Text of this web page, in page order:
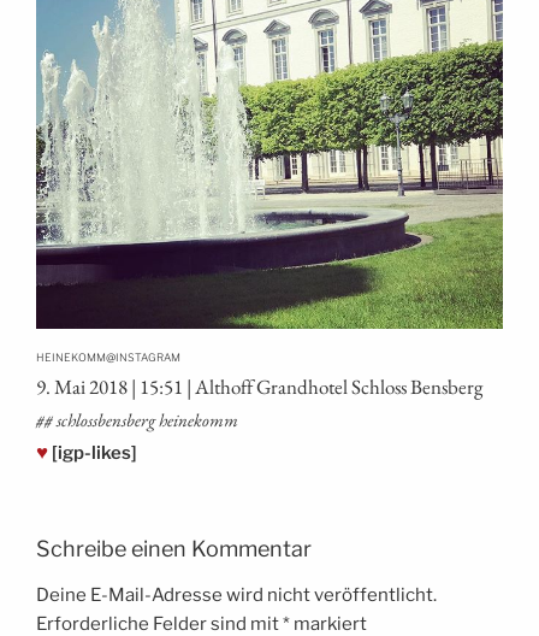
HEINEKOMM@INSTAGRAM
9. Mai 2018 | 15:51 | Alt­hoff Grand­ho­tel Schloss Bensberg
## schloss­bens­berg heinekomm
♥ [igp-likes]
Schreibe einen Kommentar
Deine E-Mail-Adresse wird nicht veröffentlicht.
Erforderliche Felder sind mit* markiert